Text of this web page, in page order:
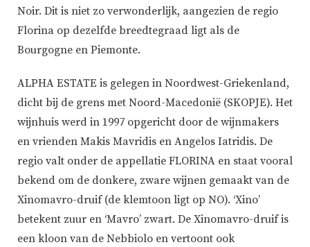
Noir. Dit is niet zo verwonderlijk, aangezien de regio
Florina op dezelfde breedtegraad ligt als de
Bourgogne en Piemonte.
ALPHA ESTATE is gelegen in Noordwest-Griekenland,
dicht bij de grens met Noord-Macedonië (SKOPJE). Het
wijnhuis werd in 1997 opgericht door de wijnmakers
en vrienden Makis Mavridis en Angelos Iatridis. De
regio valt onder de appellatie FLORINA en staat vooral
bekend om de donkere, zware wijnen gemaakt van de
Xinomavro-druif (de klemtoon ligt op NO). ‘Xino’
betekent zuur en ‘Mavro’ zwart. De Xinomavro-druif is
een kloon van de Nebbiolo en vertoont ook